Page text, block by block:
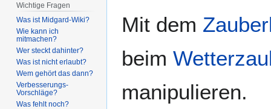
Navigation
Suche
Mit dem
beim
manipulieren.
Wichtige Fragen
Was ist Midgard-Wiki?
Wie kann ich
mitmachen?
Wer steckt dahinter?
Was ist nicht erlaubt?
Wem gehört das dann?
Verbesserungs-
Vorschläge?
Was fehlt noch?